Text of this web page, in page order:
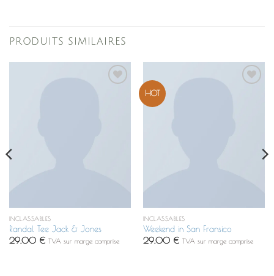
PRODUITS SIMILAIRES
INCLASSABLES
Randal Tee Jack & Jones
29,00 € TVA sur marge comprise
HOT
INCLASSABLES
Weekend in San Fransico
29,00 € TVA sur marge comprise